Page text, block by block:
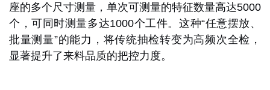
座的多个尺寸测量，单次可测量的特征数量高达5000
个 ，可同时测量多达1000个工件。这种“任意摆放、
批量测量”的能力，将传统抽检转变为高频次全检，
显著提升了来料品质的把控力度。